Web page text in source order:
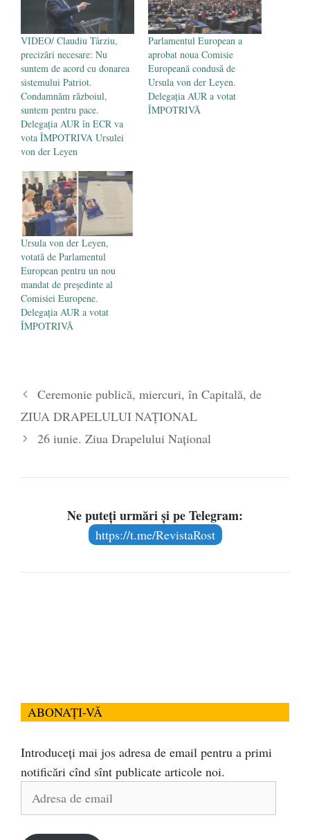
VIDEO/ Claudiu Târziu,
precizări necesare: Nu
suntem de acord cu donarea
sistemului Patriot.
Condamnăm războiul,
suntem pentru pace.
Delegația AUR în ECR va
vota ÎMPOTRIVA Ursulei
von der Leyen
Parlamentul European a
aprobat noua Comisie
Europeană condusă de
Ursula von der Leyen.
Delegația AUR a votat
ÎMPOTRIVĂ
Ursula von der Leyen,
votată de Parlamentul
European pentru un nou
mandat de preşedinte al
Comisiei Europene.
Delegația AUR a votat
ÎMPOTRIVĂ
Ceremonie publică, miercuri, în Capitală, de
ZIUA DRAPELULUI NAȚIONAL
26 iunie. Ziua Drapelului Naţional
Ne puteți urmări și pe Telegram:
https://t.me/RevistaRost
ABONAȚI-VĂ
Introduceți mai jos adresa de email pentru a primi
notificări cînd sînt publicate articole noi.
Adresa